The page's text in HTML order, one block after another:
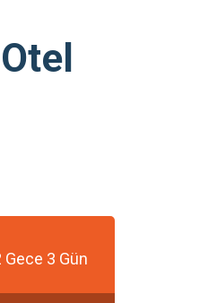
Gece 3 Gün